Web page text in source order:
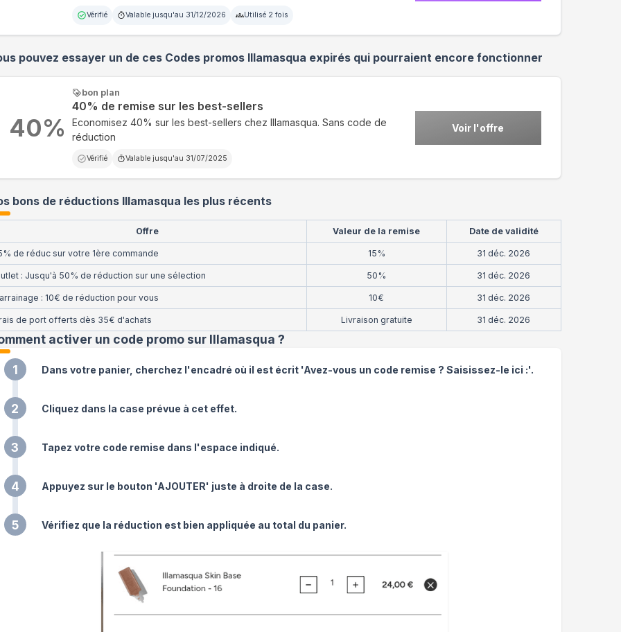
Vérifié Valable jusqu'au 31/12/2026 Utilisé 2 fois
pouvez essayer un de ces Codes promos Illamasqua expirés qui pourraient encore fonctionner
bon plan
40% de remise sur les best-sellers
Economisez 40% sur les best-sellers chez Illamasqua. Sans code de
réduction
Vérifié Valable jusqu'au 31/07/2025
Voir l'offre
40%
bons de réductions Illamasqua les plus récents
Offre Valeur de la remise Date de validité
de réduc sur votre 1ère commande 15% 31 déc. 2026
: Jusqu'à 50% de réduction sur une sélection 50% 31 déc. 2026
: 10€ de réduction pour vous 10€ 31 déc. 2026
de port offerts dès 35€ d'achats Livraison gratuite 31 déc. 2026
activer un code promo sur Illamasqua ?
1 Dans votre panier, cherchez l'encadré où il est écrit 'Avez-vous un code remise ? Saisissez-le ici :'.
2 Cliquez dans la case prévue à cet effet.
3 Tapez votre code remise dans l'espace indiqué.
4 Appuyez sur le bouton 'AJOUTER' juste à droite de la case.
5 Vérifiez que la réduction est bien appliquée au total du panier.